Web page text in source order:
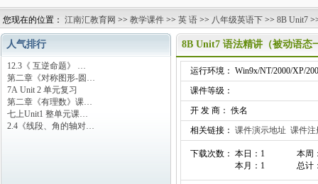
您现在的位置： 江南汇教育网 >> 教学课件 >> 英 语 >> 八年级英语下 >> 8B Unit7
人气排行
12.3《 互逆命题》 …
第二章《对称图形-圆…
7A Unit 2 单元复习
第二章《有理数》课…
七上Unit1 整单元课…
2.4《线段、角的轴对…
8B Unit7 语法精讲（被动语态
运行环境： Win9x/NT/2000/XP/
课件等级：
开 发 商： 佚名
相关链接： 课件演示地址 课件注
下载次数： 本日：1
本月：1
本周
总计